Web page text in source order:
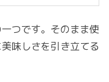
つです。そのまま使
味しさを引き立てる